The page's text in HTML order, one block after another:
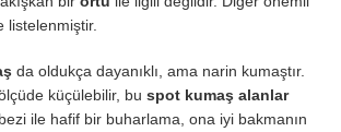
listelenmiştir.
da oldukça dayanıklı, ama narin kumaştır.
küçülebilir, bu spot kumaş alanlar
ile hafif bir buharlama, ona iyi bakmanın